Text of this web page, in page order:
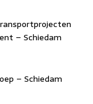
– Schiedam
– Schiedam